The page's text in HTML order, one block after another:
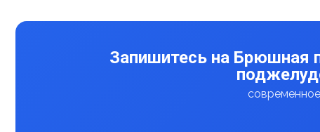
Запишитесь на Брюшная